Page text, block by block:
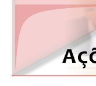
RELEASES
CADASTRO